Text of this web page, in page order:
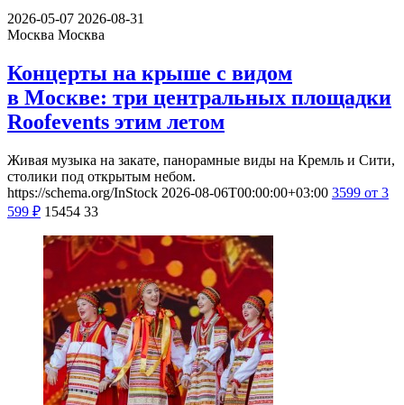
2026-05-07 2026-08-31
Москва Москва
Концерты на крыше с видом
в Москве: три центральных площадки
Roofevents этим летом
Живая музыка на закате, панорамные виды на Кремль и Сити,
столики под открытым небом.
https://schema.org/InStock 2026-08-06T00:00:00+03:00 3599 от 3
599 ₽ 15454 33